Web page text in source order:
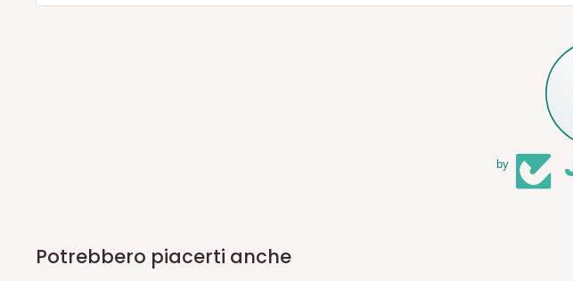
by
Potrebbero piacerti anche